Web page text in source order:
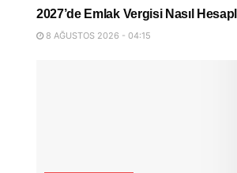
2027’de Emlak Vergisi Nasıl
8 AĞUSTOS 2026 - 04:15